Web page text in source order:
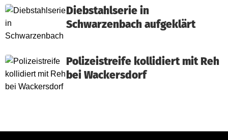
Diebstahlserie in
Schwarzenbach aufgeklärt
Polizeistreife kollidiert mit Reh
bei Wackersdorf